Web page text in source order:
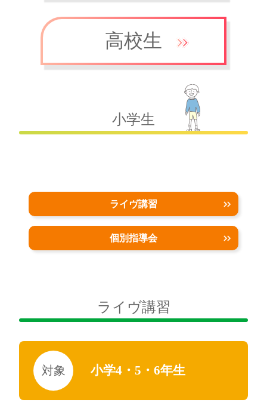
高校生
小学生
ライヴ講習
個別指導会
ライヴ講習
小学4・5・6年生